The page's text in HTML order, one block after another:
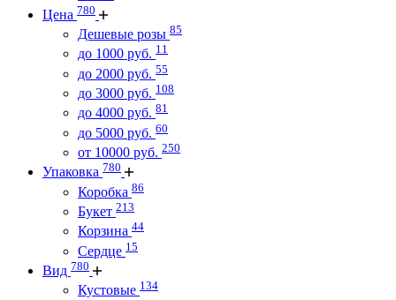
Цена 780
Дешевые розы 85
до 1000 руб. 11
до 2000 руб. 55
до 3000 руб. 108
до 4000 руб. 81
до 5000 руб. 60
от 10000 руб. 250
Упаковка 780
Коробка 86
Букет 213
Корзина 44
Сердце 15
Вид 780
Кустовые 134